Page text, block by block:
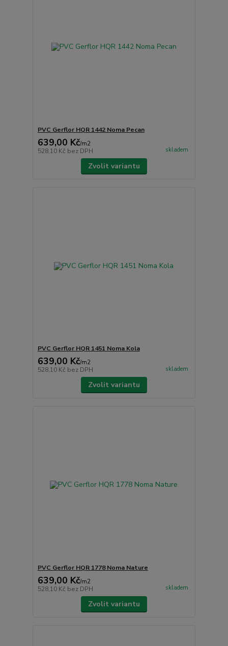
PVC Gerflor HQR 1442 Noma Pecan
639,00 Kč/m2
528,10 Kč bez DPH skladem
Zvolit variantu
PVC Gerflor HQR 1451 Noma Kola
639,00 Kč/m2
528,10 Kč bez DPH skladem
Zvolit variantu
PVC Gerflor HQR 1778 Noma Nature
639,00 Kč/m2
528,10 Kč bez DPH skladem
Zvolit variantu